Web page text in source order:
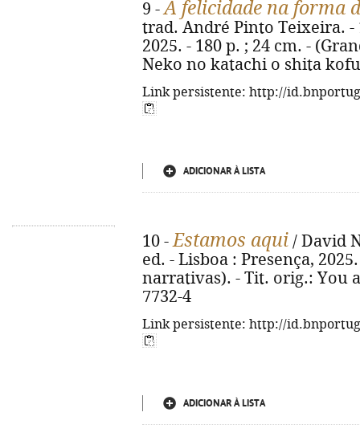
9 -A felicidade na forma
trad. André Pinto Teixeira. -
2025. - 180 p. ; 24 cm. -
Neko no katachi o shita
Link persistente: http://
ADICIONAR À LISTA
10 -Estamos aqui / David
ed. - Lisboa : Presença,
narrativas). - Tit. orig.: You
7732-4
Link persistente: http://
ADICIONAR À LISTA